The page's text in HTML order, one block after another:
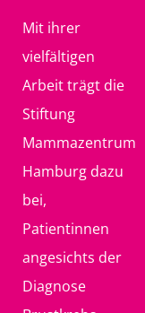
Mit ihrer
vielfältigen
Arbeit trägt die
Stiftung
Mammazentrum
Hamburg dazu
bei,
Patientinnen
angesichts der
Diagnose